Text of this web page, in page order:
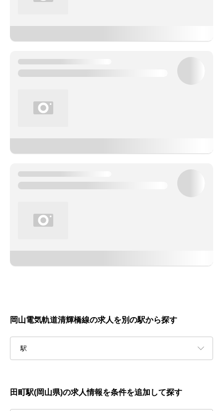
岡山電気軌道清輝橋線の求人を別の駅から探す
駅
田町駅(岡山県)の求人情報を条件を追加して探す